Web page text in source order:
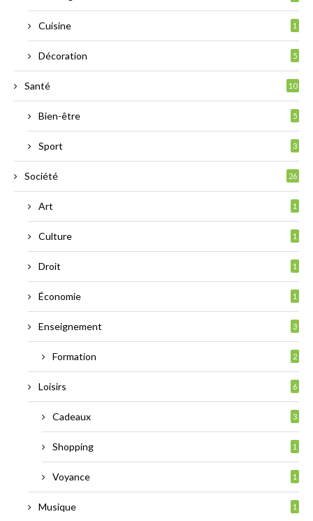
Cuisine 1
Décoration 5
Santé 10
Bien-être 5
Sport 3
Société 26
Art 1
Culture 1
Droit 1
Économie 1
Enseignement 3
Formation 2
Loisirs 6
Cadeaux 3
Shopping 1
Voyance 1
Musique 1